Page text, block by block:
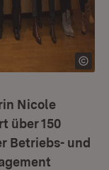
Nicole
über 150
Betriebs- und